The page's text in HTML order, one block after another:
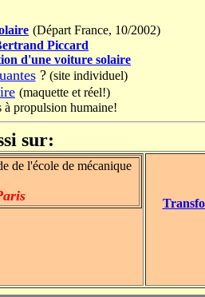
(Départ France, 10/2002)
Piccard
d'une voiture solaire
?(site individuel)
(maquette et réel!)
à propulsion humaine!
sur:
de l'école de mécanique